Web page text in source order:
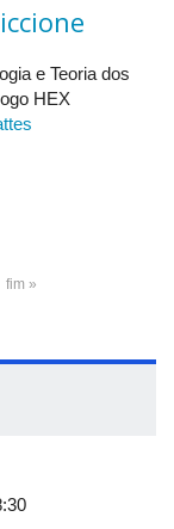
e Teoria dos
HEX
fim »